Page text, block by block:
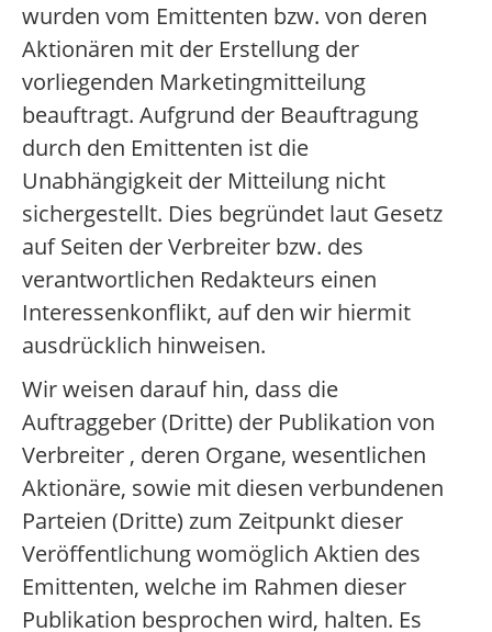
wurden vom Emittenten bzw. von deren
Aktionären mit der Erstellung der
vorliegenden Marketingmitteilung
beauftragt. Aufgrund der Beauftragung
durch den Emittenten ist die
Unabhängigkeit der Mitteilung nicht
sichergestellt. Dies begründet laut Gesetz
auf Seiten der Verbreiter bzw. des
verantwortlichen Redakteurs einen
Interessenkonflikt, auf den wir hiermit
ausdrücklich hinweisen.
Wir weisen darauf hin, dass die
Auftraggeber (Dritte) der Publikation von
Verbreiter , deren Organe, wesentlichen
Aktionäre, sowie mit diesen verbundenen
Parteien (Dritte) zum Zeitpunkt dieser
Veröffentlichung womöglich Aktien des
Emittenten, welche im Rahmen dieser
Publikation besprochen wird, halten. Es